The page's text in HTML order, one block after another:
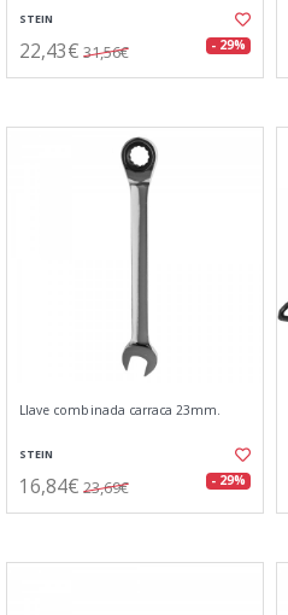
STEIN
22,43€ 31,56€ - 29%
Llave combinada carraca 23mm.
STEIN
16,84€ 23,69€ - 29%